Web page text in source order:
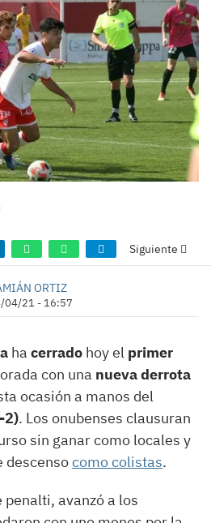
Siguiente
ORTIZ
04/21 - 16:57
ha cerrado hoy el primer
con una nueva derrota
ocasión a manos del
2). Los onubenses clausuran
sin ganar como locales y
descensocomo colistas.
penalti, avanzó a los